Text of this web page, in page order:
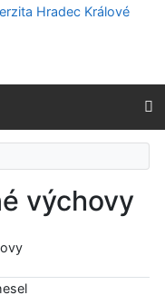
výchovy